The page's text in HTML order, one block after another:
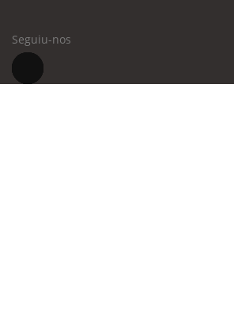
Seguiu-nos